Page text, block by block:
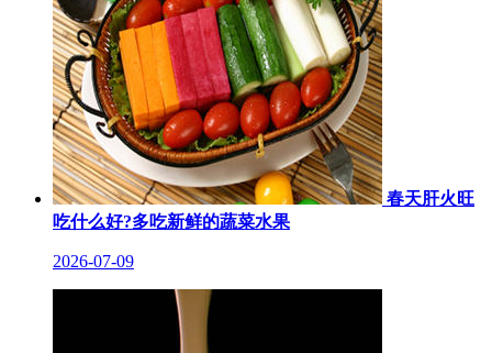
春天肝火旺
吃什么好?多吃新鲜的蔬菜水果
2026-07-09